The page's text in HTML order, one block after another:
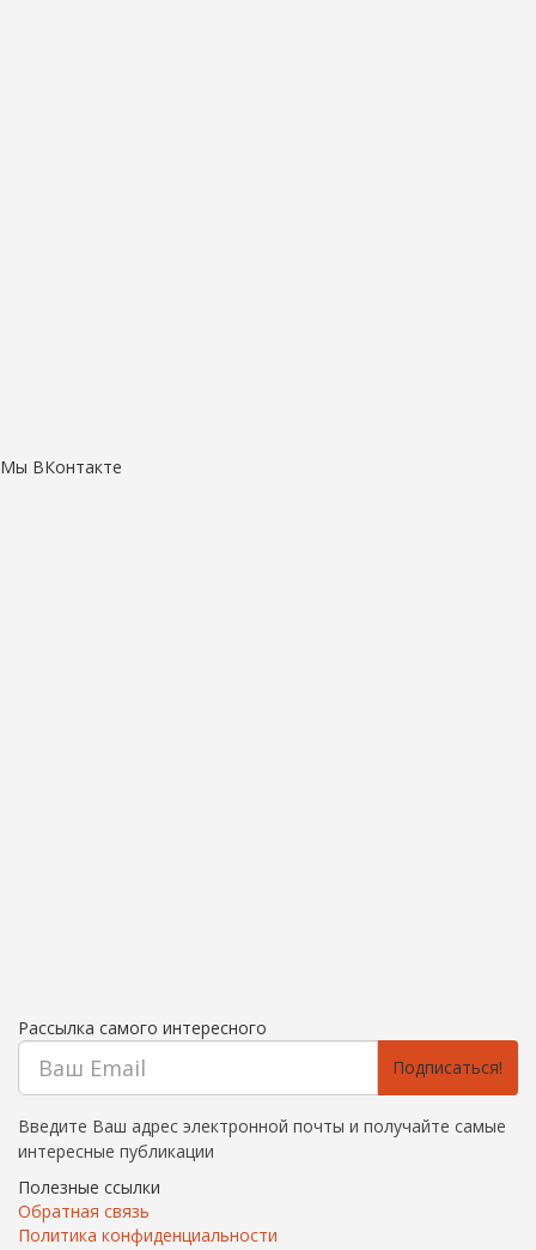
Мы ВКонтакте
Рассылка самого интересного
Подписаться!
Введите Ваш адрес электронной почты и получайте самые
интересные публикации
Полезные ссылки
Обратная связь
Политика конфиденциальности